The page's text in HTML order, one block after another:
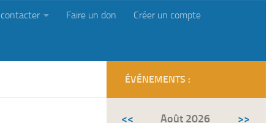
Faire un don Créer un compte
ÉVÉNEMENTS :
<< Août 2026 >>